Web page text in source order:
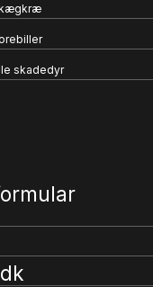
skadedyr